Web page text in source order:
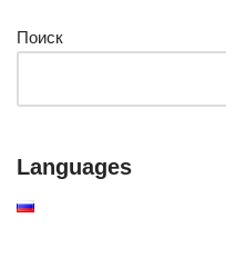
Поиск
Languages